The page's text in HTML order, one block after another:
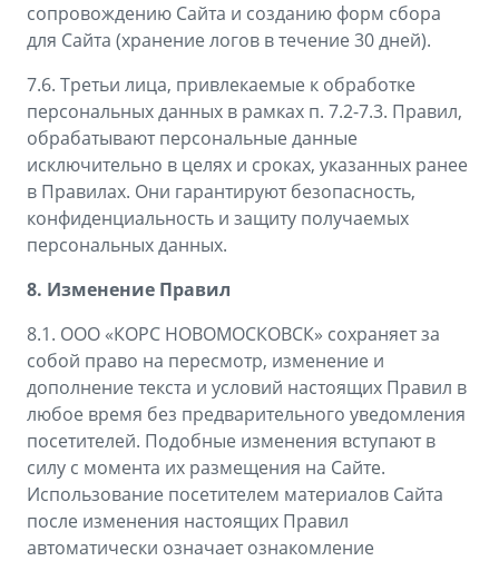
сопровождению Сайта и созданию форм сбора
для Сайта (хранение логов в течение 30 дней).
7.6. Третьи лица, привлекаемые к обработке
персональных данных в рамках п. 7.2-7.3. Правил,
обрабатывают персональные данные
исключительно в целях и сроках, указанных ранее
в Правилах. Они гарантируют безопасность,
конфиденциальность и защиту получаемых
персональных данных.
8. Изменение Правил
8.1. ООО «КОРС НОВОМОСКОВСК» сохраняет за
собой право на пересмотр, изменение и
дополнение текста и условий настоящих Правил в
любое время без предварительного уведомления
посетителей. Подобные изменения вступают в
силу с момента их размещения на Сайте.
Использование посетителем материалов Сайта
после изменения настоящих Правил
автоматически означает ознакомление